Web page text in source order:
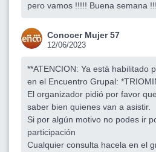
pero vamos !!!!! Buena semana
Conocer Mujer 57
12/06/2023
**ATENCION: Ya está habilitado
en el Encuentro Grupal:
El organizador pidió por favor
saber bien quienes van a asistir.
Si por algún motivo no podes ir
participación
Cualquier consulta hacela en el